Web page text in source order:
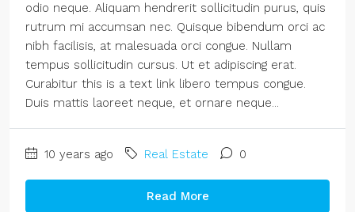
odio neque. Aliquam hendrerit sollicitudin purus, quis
rutrum mi accumsan nec. Quisque bibendum orci ac
nibh facilisis, at malesuada orci congue. Nullam
tempus sollicitudin cursus. Ut et adipiscing erat.
Curabitur this is a text link libero tempus congue.
Duis mattis laoreet neque, et ornare neque...
10 years ago Real Estate 0
Read More